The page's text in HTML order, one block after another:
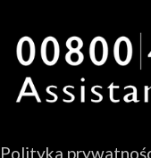
Polityka